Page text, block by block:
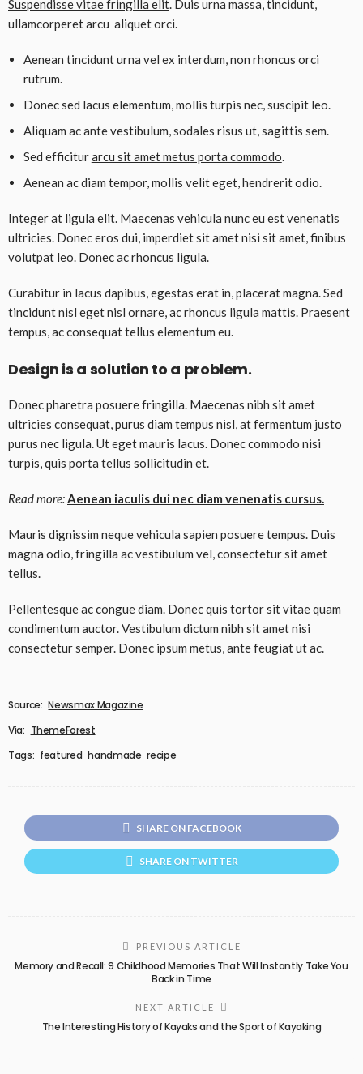
Suspendisse vitae fringilla elit. Duis urna massa, tincidunt,
ullamcorperet arcu aliquet orci.
Aenean tincidunt urna vel ex interdum, non rhoncus orci
rutrum.
Donec sed lacus elementum, mollis turpis nec, suscipit leo.
Aliquam ac ante vestibulum, sodales risus ut, sagittis sem.
Sed efficiturarcu sit amet metus porta commodo.
Aenean ac diam tempor, mollis velit eget, hendrerit odio.
Integer at ligula elit. Maecenas vehicula nunc eu est venenatis
ultricies. Donec eros dui, imperdiet sit amet nisi sit amet, finibus
volutpat leo. Donec ac rhoncus ligula.
Curabitur in lacus dapibus, egestas erat in, placerat magna. Sed
tincidunt nisl eget nisl ornare, ac rhoncus ligula mattis. Praesent
tempus, ac consequat tellus elementum eu.
Design is a solution to a problem.
Donec pharetra posuere fringilla. Maecenas nibh sit amet
ultricies consequat, purus diam tempus nisl, at fermentum justo
purus nec ligula. Ut eget mauris lacus. Donec commodo nisi
turpis, quis porta tellus sollicitudin et.
Read more:Aenean iaculis dui nec diam venenatis cursus.
Mauris dignissim neque vehicula sapien posuere tempus. Duis
magna odio, fringilla ac vestibulum vel, consectetur sit amet
tellus.
Pellentesque ac congue diam. Donec quis tortor sit vitae quam
condimentum auctor. Vestibulum dictum nibh sit amet nisi
consectetur semper. Donec ipsum metus, ante feugiat ut ac.
Source: Newsmax Magazine
Via: ThemeForest
Tags: featured handmade recipe
SHARE ON FACEBOOK
SHARE ON TWITTER
PREVIOUS ARTICLE
Memory and Recall: 9 Childhood Memories That Will Instantly Take You
Back in Time
NEXT ARTICLE
The Interesting History of Kayaks and the Sport of Kayaking